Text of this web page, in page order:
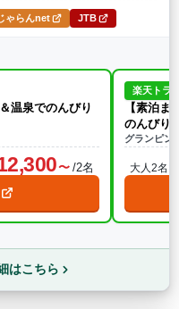
ゃらんnet JTB
温泉でのんびり
/2名
楽天トラ
【素泊
のんびり
グランピン
大人2名
はこちら